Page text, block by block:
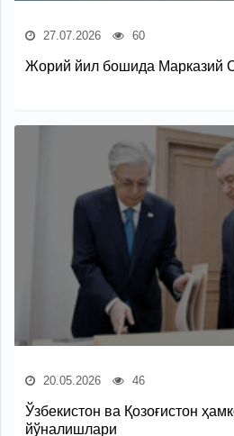
27.07.2026 60
Жорий йил бошида Марказий
20.05.2026 46
Ўзбекистон ва Қозоғистон
йўналишлари